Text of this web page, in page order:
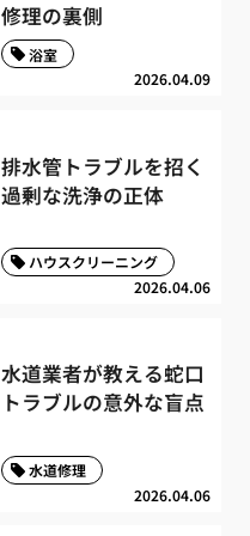
修理の裏側
2026.04.09
浴室
排水管トラブルを招く
過剰な洗浄の正体
2026.04.06
ハウスクリーニング
水道業者が教える蛇口
トラブルの意外な盲点
2026.04.06
水道修理